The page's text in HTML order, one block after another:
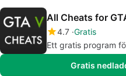
All Cheats for
4.7 Gratis
Ett gratis program
Gratis